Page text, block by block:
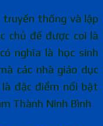
thống và lập
chủ đề được coi là
nghĩa là học sinh
các nhà giáo dục
đặc điểm nổi bật
Thành Ninh Bình